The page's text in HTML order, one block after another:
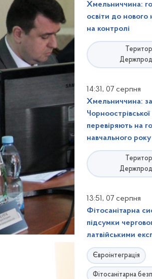
Хмельниччина:
освіти до нового
на контролі
14:31, 07 серпня
Хмельниччина:
перевіряють на
навчального року
13:51, 07 серпня
Фітосанітарна
підсумки
латвійськими
Євроінтеграція
Фітосанітарна